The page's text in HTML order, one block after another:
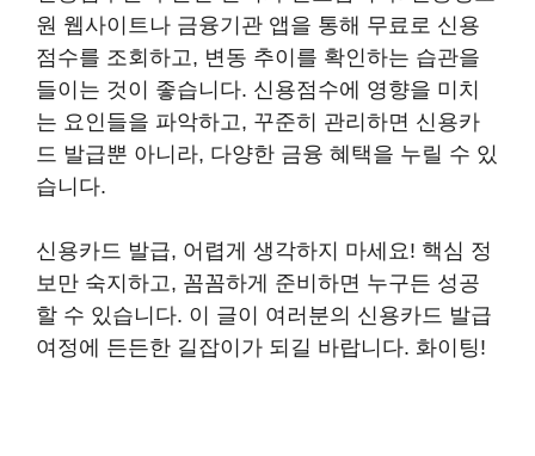
원 웹사이트나 금융기관 앱을 통해 무료로 신용
점수를 조회하고, 변동 추이를 확인하는 습관을
들이는 것이 좋습니다. 신용점수에 영향을 미치
는 요인들을 파악하고, 꾸준히 관리하면 신용카
드 발급뿐 아니라, 다양한 금융 혜택을 누릴 수 있
습니다.
신용카드 발급, 어렵게 생각하지 마세요! 핵심 정
보만 숙지하고, 꼼꼼하게 준비하면 누구든 성공
할 수 있습니다. 이 글이 여러분의 신용카드 발급
여정에 든든한 길잡이가 되길 바랍니다. 화이팅!